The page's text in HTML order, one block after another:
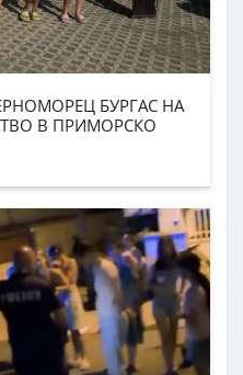
БУРГАС НА
В ПРИМОРСКО